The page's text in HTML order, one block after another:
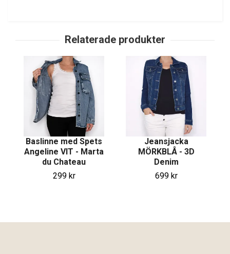
Baslinne med Spets
Angeline VIT - Marta
du Chateau
299 kr
Jeansjacka
MÖRKBLÅ - 3D
Denim
699 kr